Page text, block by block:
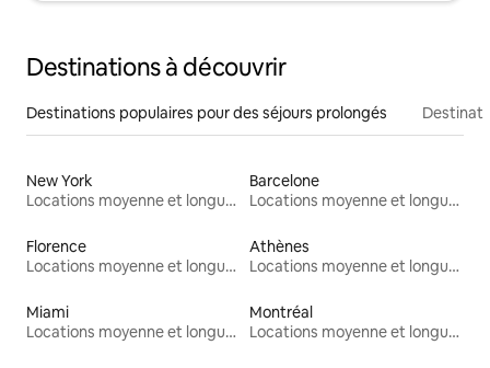
Destinations à découvrir
Destinations populaires pour des séjours prolongés
New York
Locations moyenne et longue durée
Barcelone
Locations moyenne et longue durée
Florence
Locations moyenne et longue durée
Athènes
Locations moyenne et longue durée
Miami
Locations moyenne et longue durée
Montréal
Locations moyenne et longue durée